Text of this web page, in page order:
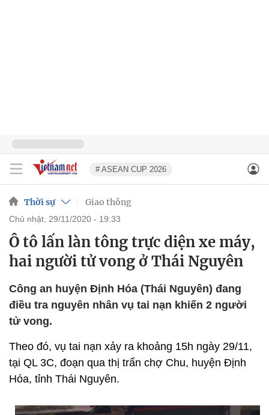
# ASEAN CUP 2026
Thời sự Giao thông
chủ nhật, 29/11/2020 - 19:33
Ô tô lấn làn tông trực diện xe máy,
hai người tử vong ở Thái Nguyên
Công an huyện Định Hóa (Thái Nguyên) đang
điều tra nguyên nhân vụ tai nạn khiến 2 người
tử vong.
Theo đó, vụ tai nạn xảy ra khoảng 15h ngày 29/11,
tại QL 3C, đoạn qua thị trấn chợ Chu, huyện Định
Hóa, tỉnh Thái Nguyên.